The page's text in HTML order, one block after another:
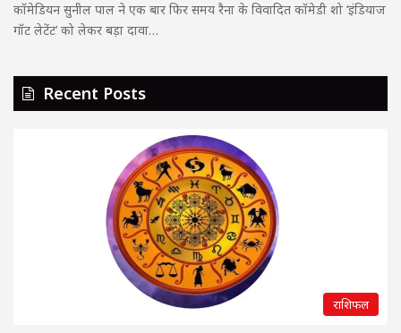
कॉमेडियन सुनील पाल ने एक बार फिर समय रैना के विवादित कॉमेडी शो ‘इंडियाज
गॉट लेटेंट’ को लेकर बड़ा दावा…
Recent Posts
राशिफल